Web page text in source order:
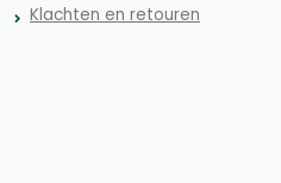
Klachten en retouren